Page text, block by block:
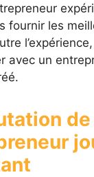
fournir les
avec un
de